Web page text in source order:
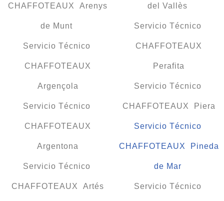
CHAFFOTEAUX Arenys
de Munt
Servicio Técnico
CHAFFOTEAUX
Argençola
Servicio Técnico
CHAFFOTEAUX
Argentona
Servicio Técnico
CHAFFOTEAUX Artés
del Vallès
Servicio Técnico
CHAFFOTEAUX
Perafita
Servicio Técnico
CHAFFOTEAUX Piera
Servicio Técnico
CHAFFOTEAUX Pineda
de Mar
Servicio Técnico